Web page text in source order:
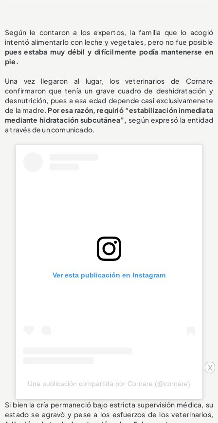
x
Según le contaron a los expertos, la familia que lo acogió
intentó alimentarlo con leche y vegetales, pero no fue posible
pues estaba muy débil y difícilmente podía mantenerse en
pie.
Una vez llegaron al lugar, los veterinarios de Cornare
confirmaron que tenía un grave cuadro de deshidratación y
desnutrición, pues a esa edad depende casi exclusivamenete
de la madre. Por esa razón, requirió “estabilización inmediata
mediante hidratación subcutánea”, según expresó la entidad
a través de un comunicado.
Ver esta publicación en Instagram
Una publicación compartida por Cornare (@cornare)
Si bien la cría permaneció bajo estricta supervisión médica, su
estado se agravó y pese a los esfuerzos de los veterinarios,